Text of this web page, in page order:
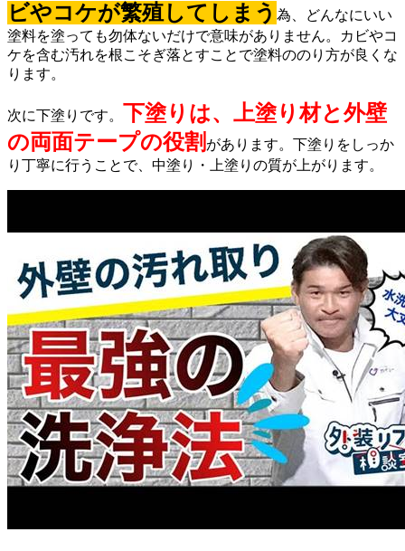
ビやコケが繁殖してしまう 為、どんなにいい
塗料を塗っても勿体ないだけで意味がありません。カビやコ
ケを含む汚れを根こそぎ落とすことで塗料ののり方が良くな
ります。
次に下塗りです。 下塗りは、上塗り材と外壁
の両面テープの役割 があります。下塗りをしっか
り丁寧に行うことで、中塗り・上塗りの質が上がります。